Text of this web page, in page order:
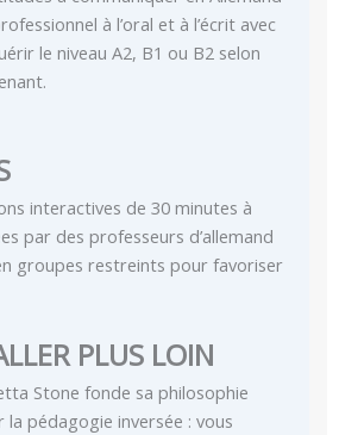
à l’oral et à l’écrit avec
le niveau A2, B1 ou B2 selon
interactives de 30 minutes à
par des professeurs d’allemand
groupes restreints pour favoriser
PLUS LOIN
Stone fonde sa philosophie
la pédagogie inversée : vous